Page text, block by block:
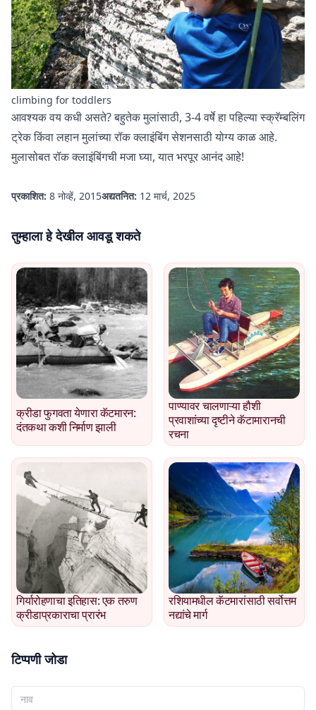
climbing for toddlers
आवश्यक वय कधी असते? बहुतेक मुलांसाठी, 3-4 वर्षे हा पहिल्या स्क्रॅम्बलिंग
ट्रेक किंवा लहान मुलांच्या रॉक क्लाइंबिंग सेशनसाठी योग्य काळ आहे.
मुलासोबत रॉक क्लाइंबिंगची मजा घ्या, यात भरपूर आनंद आहे!
प्रकाशित: 8 नोव्हें, 2015अद्यतनित: 12 मार्च, 2025
तुम्हाला हे देखील आवडू शकते
क्रीडा फुगवता येणारा कॅटमारन:
दंतकथा कशी निर्माण झाली
पाण्यावर चालणाऱ्या हौशी
प्रवाशांच्या दृष्टीने कॅटामारानची
रचना
गिर्यारोहणाचा इतिहास: एक तरुण
क्रीडाप्रकाराचा प्रारंभ
रशियामधील कॅटमारांसाठी सर्वोत्तम
नद्यांचे मार्ग
टिप्पणी जोडा
तुमचे नाव